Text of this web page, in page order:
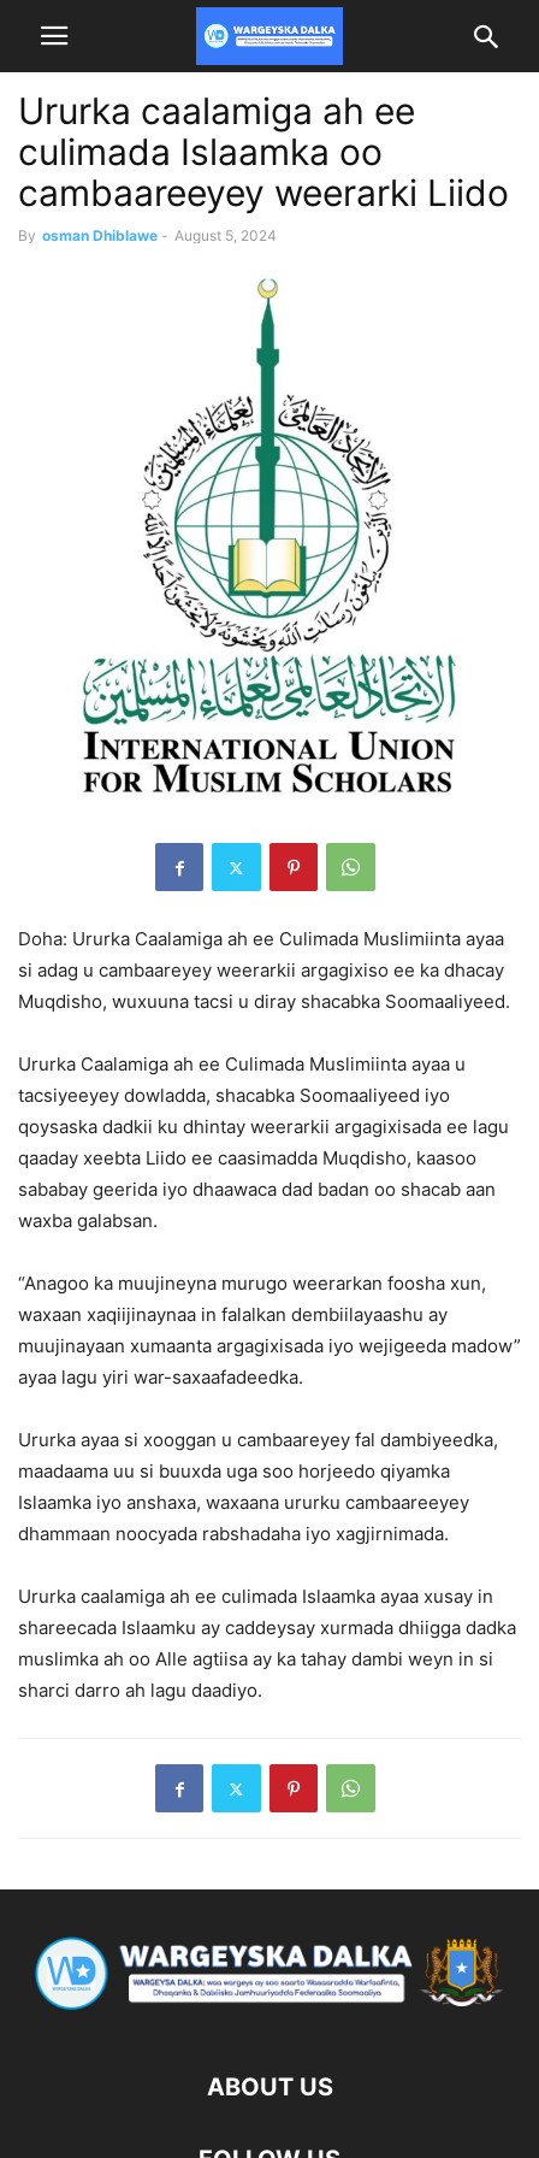
Ururka caalamiga ah ee
culimada Islaamka oo
cambaareeyey weerarki Liido
By osman Dhiblawe - August 5, 2024
Doha: Ururka Caalamiga ah ee Culimada Muslimiinta ayaa
si adag u cambaareyey weerarkii argagixiso ee ka dhacay
Muqdisho, wuxuuna tacsi u diray shacabka Soomaaliyeed.
Ururka Caalamiga ah ee Culimada Muslimiinta ayaa u
tacsiyeeyey dowladda, shacabka Soomaaliyeed iyo
qoysaska dadkii ku dhintay weerarkii argagixisada ee lagu
qaaday xeebta Liido ee caasimadda Muqdisho, kaasoo
sababay geerida iyo dhaawaca dad badan oo shacab aan
waxba galabsan.
“Anagoo ka muujineyna murugo weerarkan foosha xun,
waxaan xaqiijinaynaa in falalkan dembiilayaashu ay
muujinayaan xumaanta argagixisada iyo wejigeeda madow”
ayaa lagu yiri war-saxaafadeedka.
Ururka ayaa si xooggan u cambaareyey fal dambiyeedka,
maadaama uu si buuxda uga soo horjeedo qiyamka
Islaamka iyo anshaxa, waxaana ururku cambaareeyey
dhammaan noocyada rabshadaha iyo xagjirnimada.
Ururka caalamiga ah ee culimada Islaamka ayaa xusay in
shareecada Islaamku ay caddeysay xurmada dhiigga dadka
muslimka ah oo Alle agtiisa ay ka tahay dambi weyn in si
sharci darro ah lagu daadiyo.
ABOUT US